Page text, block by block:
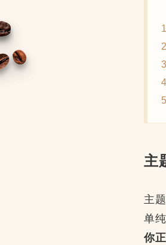
主
主
单
你